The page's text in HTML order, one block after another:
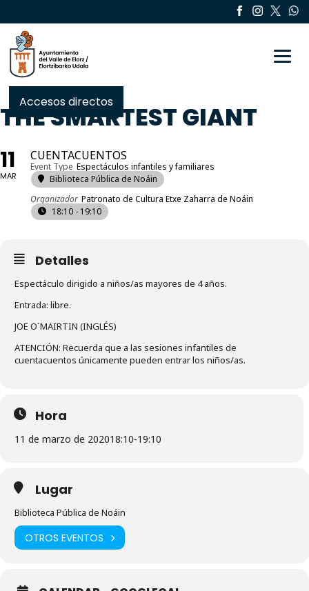
Accesos directos
THE SMARTEST GIANT
11
MAR
CUENTACUENTOS
Event Type Espectáculos infantiles y familiares
Biblioteca Pública de Noáin
Organizador Patronato de Cultura Etxe Zaharra de Noáin
18:10 - 19:10
Detalles
Espectáculo dirigido a niños/as mayores de 4 años.
Entrada: libre.
JOE O´MAIRTIN (INGLÉS)
ATENCIÓN: Recuerda que a las sesiones infantiles de
cuentacuentos únicamente pueden entrar los niños/as.
Hora
11 de marzo de 202018:10-19:10
Lugar
Biblioteca Pública de Noáin
OTROS EVENTOS